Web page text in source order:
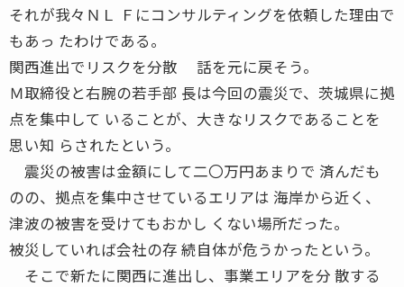
それが我々ＮＬ Ｆにコンサルティングを依頼した理由で
もあっ たわけである。
関西進出でリスクを分散 話を元に戻そう。
Ｍ取締役と右腕の若手部 長は今回の震災で、茨城県に拠
点を集中して いることが、大きなリスクであることを
思い知 らされたという。
震災の被害は金額にして二〇万円あまりで 済んだも
のの、拠点を集中させているエリアは 海岸から近く、
津波の被害を受けてもおかし くない場所だった。
被災していれば会社の存 続自体が危うかったという。
そこで新たに関西に進出し、事業エリアを分 散する